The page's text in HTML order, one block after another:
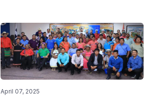
April 07, 2025